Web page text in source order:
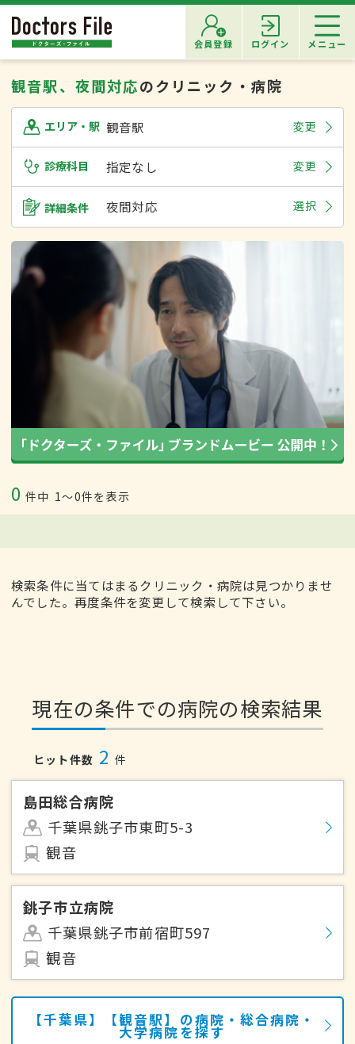
会員登録 ログイン メニュー
観音駅、夜間対応のクリニック・病院
エリア・駅 観音駅 変更
診療科目 指定なし 変更
詳細条件 夜間対応 選択
0 件中 1〜0件を表示
検索条件に当てはまるクリニック・病院は見つかりませ
んでした。再度条件を変更して検索して下さい。
現在の条件での病院の検索結果
ヒット件数 2 件
島田総合病院
千葉県銚子市東町5-3
観音
銚子市立病院
千葉県銚子市前宿町597
観音
【千葉県】【観音駅】の病院・総合病院・
大学病院を探す